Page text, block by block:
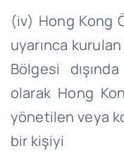
(iv) Hong Kong
uyarınca
Bölgesi
olarak Hong
yönetilen veya
bir kişiyi